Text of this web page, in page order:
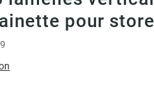
pour